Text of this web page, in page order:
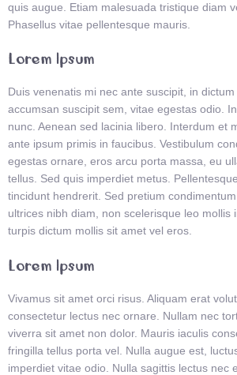
quis augue. Etiam malesuada tristique diam
Phasellus vitae pellentesque mauris.
Lorem Ipsum
Duis venenatis mi nec ante suscipit, in
accumsan suscipit sem, vitae egestas odio.
nunc. Aenean sed lacinia libero. Interdum et
ante ipsum primis in faucibus. Vestibulum
egestas ornare, eros arcu porta massa, eu
tellus. Sed quis imperdiet metus.
tincidunt hendrerit. Sed pretium
ultrices nibh diam, non scelerisque leo mollis
turpis dictum mollis sit amet vel eros.
Lorem Ipsum
Vivamus sit amet orci risus. Aliquam erat
consectetur lectus nec ornare. Nullam nec
viverra sit amet non dolor. Mauris iaculis
fringilla tellus porta vel. Nulla augue est,
imperdiet vitae odio. Nulla sagittis lectus nec